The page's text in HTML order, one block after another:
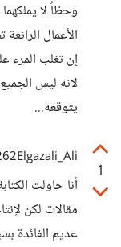
الأعمال
إن تغلب المرء
لانه ليس
يتوقعه...
1
مقالات لكن
عديم الفائدة